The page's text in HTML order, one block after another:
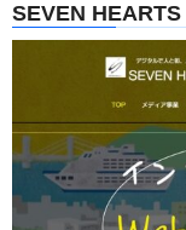
SEVEN HEARTS